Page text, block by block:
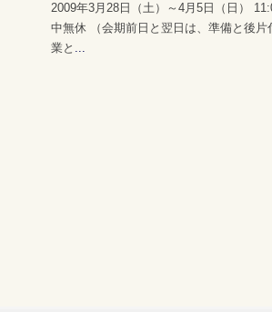
2009年3月28日（土）～4月5日（日）
中無休 （会期前日と翌日は、準備と後片
業と ...